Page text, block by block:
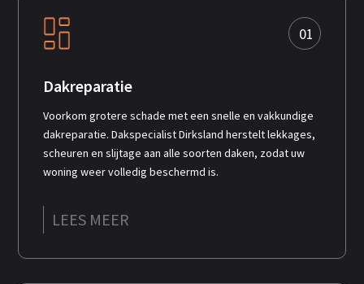
01
Dakreparatie
Voorkom grotere schade met een snelle en vakkundige
dakreparatie. Dakspecialist Dirksland herstelt lekkages,
scheuren en slijtage aan alle soorten daken, zodat uw
woning weer volledig beschermd is.
LEES MEER